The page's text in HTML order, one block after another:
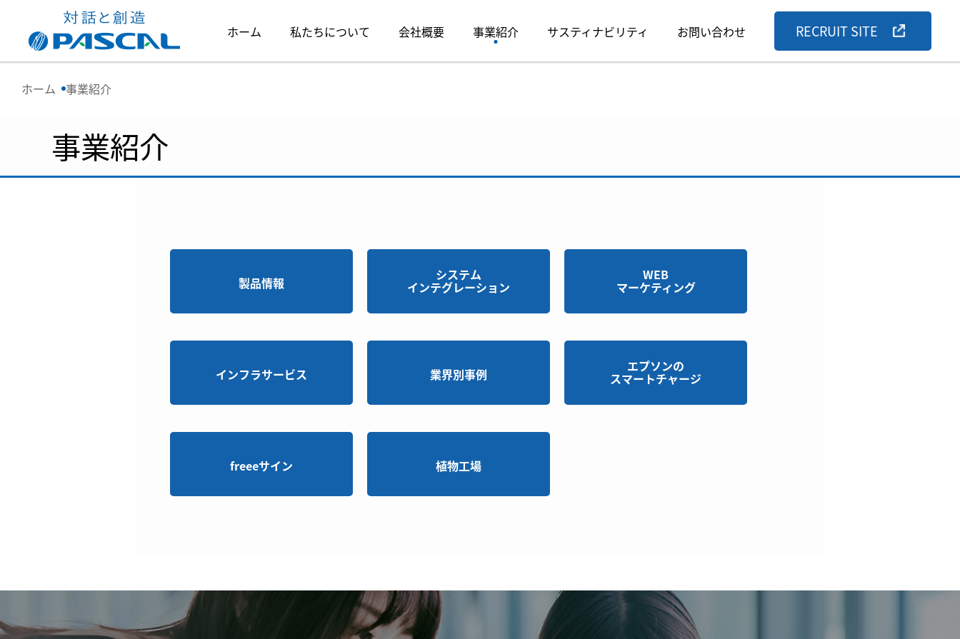
ホーム 私たちについて 会社概要 事業紹介 サスティナビリティ お問い合わせ RECRUIT SITE
ホーム 事業紹介
事業紹介
製品情報 システム
インテグレーション
WEB
マーケティング
インフラサービス 業界別事例 エプソンの
スマートチャージ
freeeサイン 植物工場